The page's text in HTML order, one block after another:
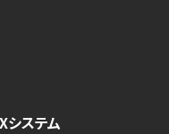
システム